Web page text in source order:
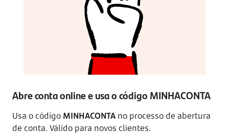
Abre conta online e usa o código MINHACONTA
Usa o código MINHACONTA no processo de abertura
de conta. Válido para novos clientes.